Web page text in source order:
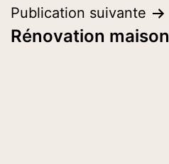
l’article
Publication suivante
Rénovation maison